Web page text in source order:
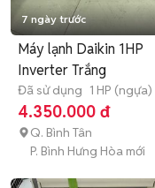
7 ngày trước
Máy lạnh Daikin 1HP
Inverter Trắng
Đã sử dụng 1 HP (ngựa)
4.350.000 đ
Q. Bình Tân
P. Bình Hưng Hòa mới